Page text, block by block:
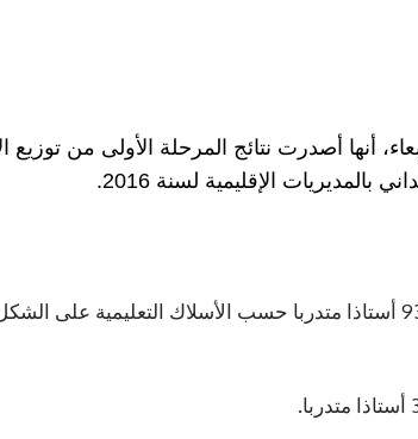
أنها أصدرت نتائج المرحلة الأولى من توزيع
وقد أضافت أن هذه العملية أسفرت عن توزيع مجموعة 9321 أستاذا متدربا حسب الأسلاك